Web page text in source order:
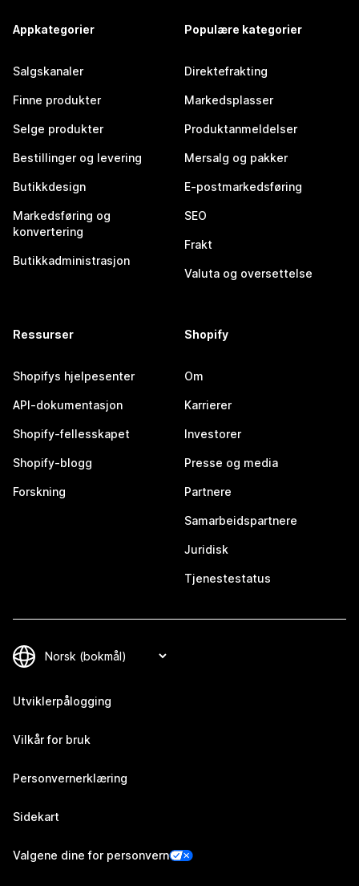
Appkategorier
Salgskanaler
Finne produkter
Selge produkter
Bestillinger og levering
Butikkdesign
Markedsføring og
konvertering
Butikkadministrasjon
Populære kategorier
Direktefrakting
Markedsplasser
Produktanmeldelser
Mersalg og pakker
E-postmarkedsføring
SEO
Frakt
Valuta og oversettelse
Ressurser
Shopifys hjelpesenter
API-dokumentasjon
Shopify-fellesskapet
Shopify-blogg
Forskning
Shopify
Om
Karrierer
Investorer
Presse og media
Partnere
Samarbeidspartnere
Juridisk
Tjenestestatus
Utviklerpålogging
Vilkår for bruk
Personvernerklæring
Sidekart
Valgene dine for personvern